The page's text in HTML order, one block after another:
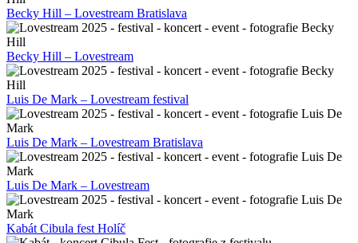
Becky Hill – Lovestream Bratislava
Becky Hill – Lovestream
Luis De Mark – Lovestream festival
Luis De Mark – Lovestream Bratislava
Luis De Mark – Lovestream
Kabát Cibula fest Holíč